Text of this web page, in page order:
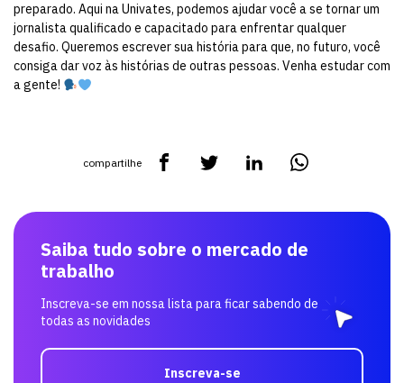
preparado. Aqui na Univates, podemos ajudar você a se tornar um
jornalista qualificado e capacitado para enfrentar qualquer
desafio. Queremos escrever sua história para que, no futuro, você
consiga dar voz às histórias de outras pessoas. Venha estudar com
a gente!
compartilhe
Saiba tudo sobre o mercado de
trabalho
Inscreva-se em nossa lista para ficar sabendo de
todas as novidades
Inscreva-se